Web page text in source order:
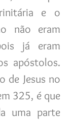
e o
não eram
já eram
apóstolos.
de Jesus no
325, é que
uma parte